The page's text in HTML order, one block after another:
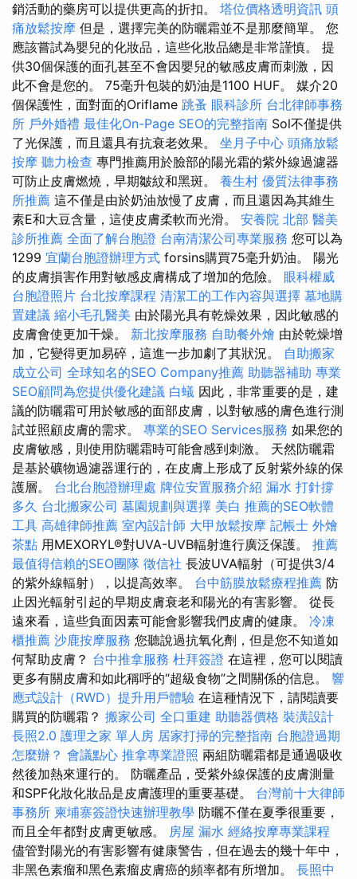
銷活動的藥房可以提供更高的折扣。 塔位價格透明資訊 頭
痛放鬆按摩 但是，選擇完美的防曬霜並不是那麼簡單。 您
應該嘗試為嬰兒的化妝品，這些化妝品總是非常謹慎。 提
供30個保護的面孔甚至不會因嬰兒的敏感皮膚而刺激，因
此不會是您的。 75毫升包裝的奶油是1100 HUF。 媒介20
個保護性，面對面的Oriflame 跳蚤 眼科診所 台北律師事務
所 戶外婚禮 最佳化On-Page SEO的完整指南 Sol不僅提供
了光保護，而且還具有抗衰老效果。 坐月子中心 頭痛放鬆
按摩 聽力檢查 專門推薦用於臉部的陽光霜的紫外線過濾器
可防止皮膚燃燒，早期皺紋和黑斑。 養生村 優質法律事務
所推薦 這不僅是由於奶油放慢了皮膚，而且還因為其維生
素E和大豆含量，這使皮膚柔軟而光滑。 安養院 北部 醫美
診所推薦 全面了解台胞證 台南清潔公司專業服務 您可以為
1299 宜蘭台胞證辦理方式 forsins購買75毫升奶油。 陽光
的皮膚損害作用對敏感皮膚構成了增加的危險。 眼科權威
台胞證照片 台北按摩課程 清潔工的工作內容與選擇 墓地購
置建議 縮小毛孔醫美 由於陽光具有乾燥效果，因此敏感的
皮膚會使更加干燥。 新北按摩服務 自助餐外燴 由於乾燥增
加，它變得更加易碎，這進一步加劇了其狀況。 自助搬家
成立公司 全球知名的SEO Company推薦 助聽器補助 專業
SEO顧問為您提供優化建議 白蟻 因此，非常重要的是，建
議的防曬霜可用於敏感的面部皮膚，以對敏感的膚色進行測
試並照顧皮膚的需求。 專業的SEO Services服務 如果您的
皮膚敏感，則使用防曬霜時可能會感到刺激。 天然防曬霜
是基於礦物過濾器運行的，在皮膚上形成了反射紫外線的保
護層。 台北台胞證辦理處 牌位安置服務介紹 漏水 打針撐
多久 台北搬家公司 墓園規劃與選擇 美白 推薦的SEO軟體
工具 高雄律師推薦 室內設計師 大甲放鬆按摩 記帳士 外燴
茶點 用MEXORYL®對UVA-UVB輻射進行廣泛保護。 推薦
最值得信賴的SEO團隊 徵信社 長波UVA輻射（可提供3/4
的紫外線輻射），以提高效率。 台中筋膜放鬆療程推薦 防
止因光輻射引起的早期皮膚衰老和陽光的有害影響。 從長
遠來看，這些負面因素可能會影響我們皮膚的健康。 冷凍
櫃推薦 沙鹿按摩服務 您聽說過抗氧化劑，但是您不知道如
何幫助皮膚？ 台中推拿服務 杜拜簽證 在這裡，您可以閱讀
更多有關皮膚和如此稱呼的“超級食物”之間關係的信息。 響
應式設計（RWD）提升用戶體驗 在這種情況下，請閱讀要
購買的防曬霜？ 搬家公司 全口重建 助聽器價格 裝潢設計
長照2.0 護理之家 單人房 居家打掃的完整指南 台胞證過期
怎麼辦？ 會議點心 推拿專業證照 兩組防曬霜都是通過吸收
然後加熱來運行的。 防曬產品，受紫外線保護的皮膚測量
和SPF化妝化妝品是皮膚護理的重要基礎。 台灣前十大律師
事務所 柬埔寨簽證快速辦理教學 防曬不僅在夏季很重要，
而且全年都對皮膚更敏感。 房屋 漏水 經絡按摩專業課程
儘管對陽光的有害影響有健康警告，但在過去的幾十年中，
非黑色素瘤和黑色素瘤皮膚癌的頻率都有所增加。 長照中